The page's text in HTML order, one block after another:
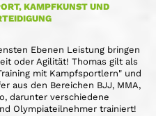
KAMPFKUNST UND
Ebenen Leistung bringen
oder Agilität! Thomas gilt als
mit Kampfsportlern" und
aus den Bereichen BJJ, MMA,
darunter verschiedene
Olympiateilnehmer trainiert!